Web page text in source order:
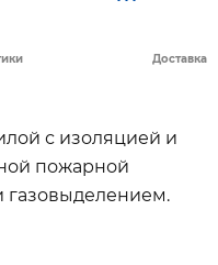
Доставка
с изоляцией и
пожарной
газовыделением.